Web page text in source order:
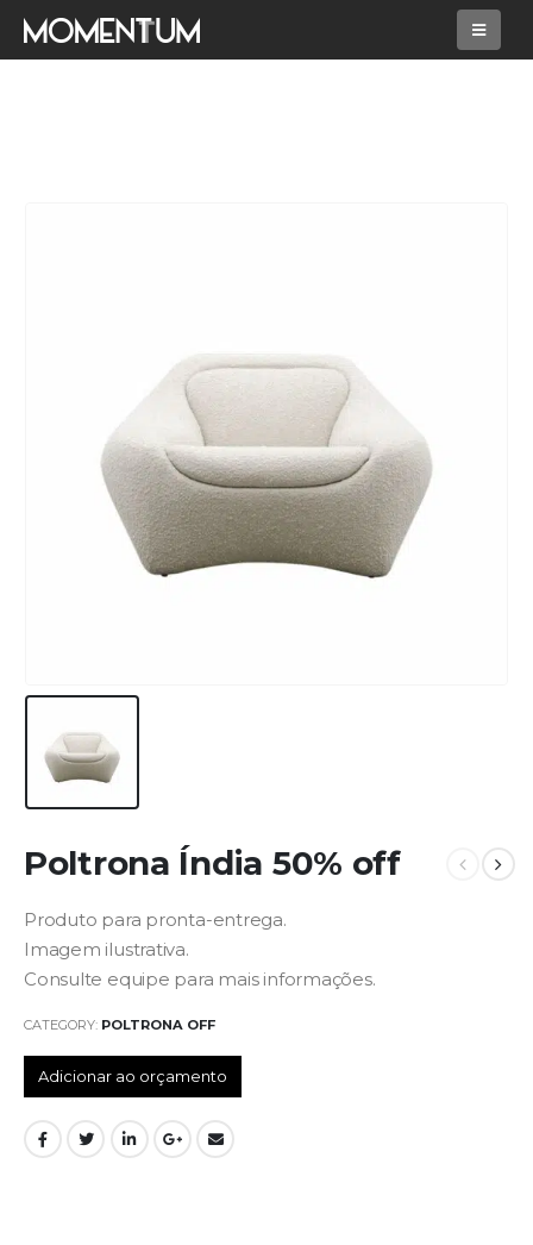
Poltrona Índia 50% off
Produto para pronta-entrega.
Imagem ilustrativa.
Consulte equipe para mais informações.
CATEGORY: POLTRONA OFF
Adicionar ao orçamento